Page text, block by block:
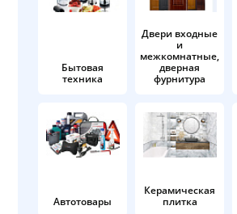
Бытовая
техника
Двери входные
и
межкомнатные,
дверная
фурнитура
Автотовары
Керамическая
плитка